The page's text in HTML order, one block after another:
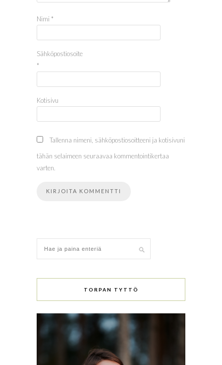
Nimi *
Sähköpostiosoite
*
Kotisivu
Tallenna nimeni, sähköpostiosoitteeni ja kotisivuni
tähän selaimeen seuraavaa kommentointikertaa
varten.
TORPAN TYTTÖ